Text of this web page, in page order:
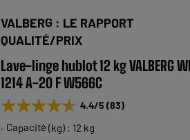
VALBERG : LE RAPPORT
QUALITÉ/PRIX
Lave-linge hublot 12 kg VALBERG
1214 A-20 F W566C
★★★★★
★★★★★ 4.4/5 (83)
Capacité (kg) : 12 kg